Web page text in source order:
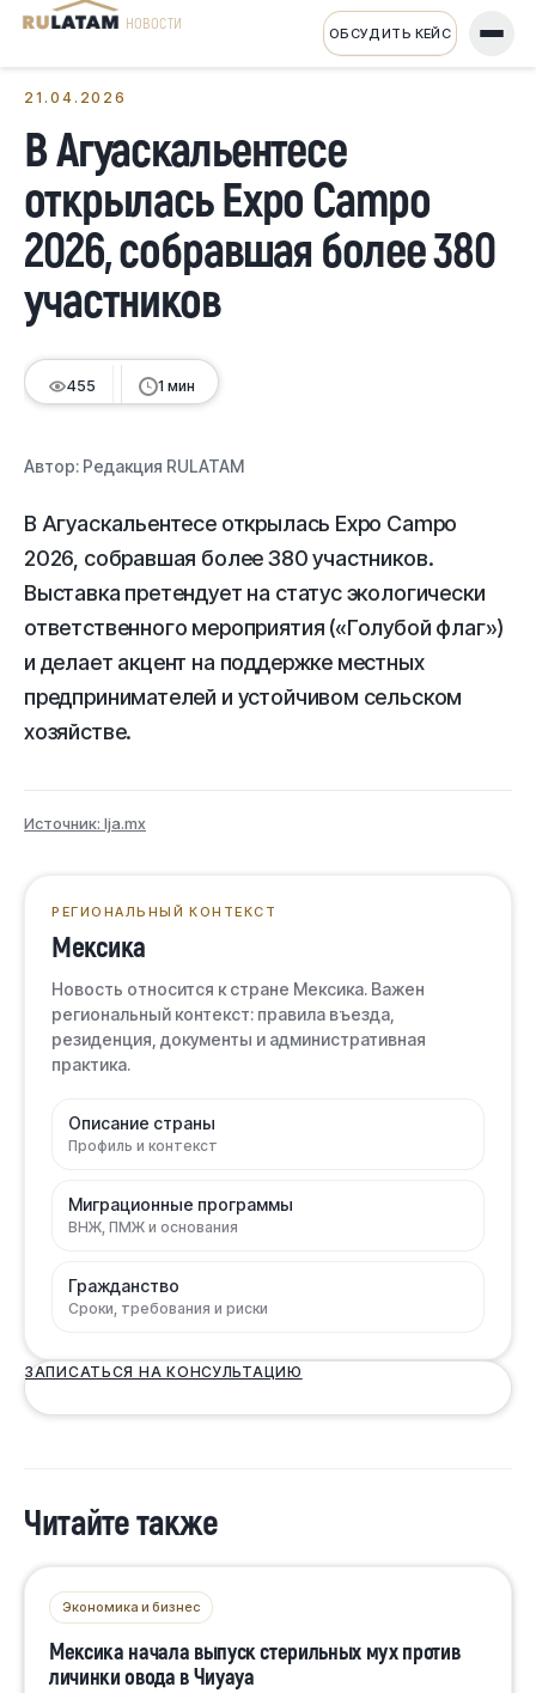
НОВОСТИ ОБСУДИТЬ КЕЙС
21.04.2026
В Агуаскальентесе
открылась Expo Campo
2026, собравшая более 380
участников
455 1 мин
Автор: Редакция RULATAM
В Агуаскальентесе открылась Expo Campo
2026, собравшая более 380 участников.
Выставка претендует на статус экологически
ответственного мероприятия («Голубой флаг»)
и делает акцент на поддержке местных
предпринимателей и устойчивом сельском
хозяйстве.
Источник: lja.mx
РЕГИОНАЛЬНЫЙ КОНТЕКСТ
Мексика
Новость относится к стране Мексика. Важен
региональный контекст: правила въезда,
резиденция, документы и административная
практика.
Описание страны
Профиль и контекст
Миграционные программы
ВНЖ, ПМЖ и основания
Гражданство
Сроки, требования и риски
ЗАПИСАТЬСЯ НА КОНСУЛЬТАЦИЮ
Читайте также
Экономика и бизнес
Мексика начала выпуск стерильных мух против
личинки овода в Чиуауа